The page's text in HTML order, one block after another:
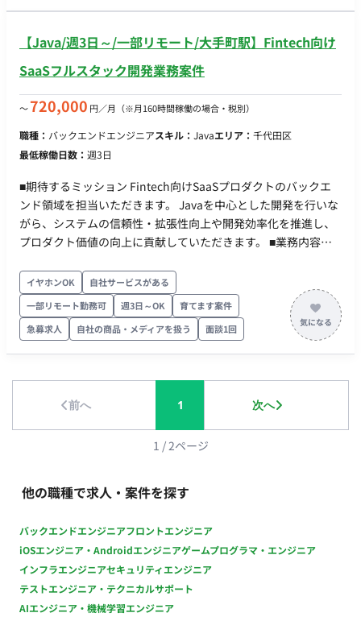
び可視化 【外部パートナー管理】 ・委託先との連携 ・進捗管
ムとの連携 ・PdMとの調整 ・CS部門との合意形成 ■働き方 ・
稼働量：週3日～週5日 ・リモート稼働：リモート可能（週1回
【Java/週3日～/一部リモート/大手町駅】Fintech向け
SaaSフルスタック開発業務案件
〜720,000 円／月 （※月160時間稼働の場合・税別）
職種： バックエンドエンジニアスキル： Javaエリア： 千代田区
最低稼働日数： 週3日
■期待するミッション Fintech向けSaaSプロダクトのバックエ
ンド領域を担当いただきます。 Javaを中心とした開発を行いな
がら、システムの信頼性・拡張性向上や開発効率化を推進し、
プロダクト価値の向上に貢献していただきます。 ■業務内容・
チ処理の設計および開発 ・テストコード作成 ・保守運用対応
【アーキテクチャ設計】 ・バックエンドアーキテクチャ設計 ・
パフォーマンス改善 ・スケーラビリティ改善 ・技術的負債の解
消 ・コードレビュー 【データベース設計】 ・RDBMSのスキー
マ設計 ・SQLチューニング ・クエリ最適化 ・データ整合性管理
境 プログラミング言語 ・Java ・Python ・JavaScript FW ・
Spring ・Spring Boot DB ・PostgreSQL ・MySQL インフラ ・
ます）
イヤホンOK
自社サービスがある
一部リモート勤務可
週3日～OK
育てます案件
急募求人
自社の商品・メディアを扱う 面談1回
前へ 1 次へ
1 /2ページ
他の職種で求人・案件を探す
バックエンドエンジニアフロントエンジニア
iOSエンジニア・Androidエンジニアゲームプログラマ・エンジニア
インフラエンジニアセキュリティエンジニア
テストエンジニア・テクニカルサポート
AIエンジニア・機械学習エンジニア